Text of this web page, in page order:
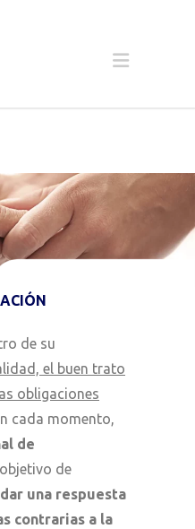
de su
el buen trato
obligaciones
cada momento,
de
de
una respuesta
contrarias a la